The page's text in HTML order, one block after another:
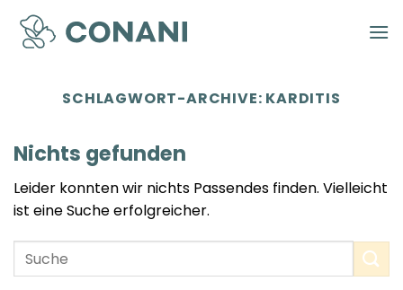
Zum
Inhalt
springen
SCHLAGWORT-ARCHIVE: KARDITIS
Nichts gefunden
Leider konnten wir nichts Passendes finden. Vielleicht
ist eine Suche erfolgreicher.